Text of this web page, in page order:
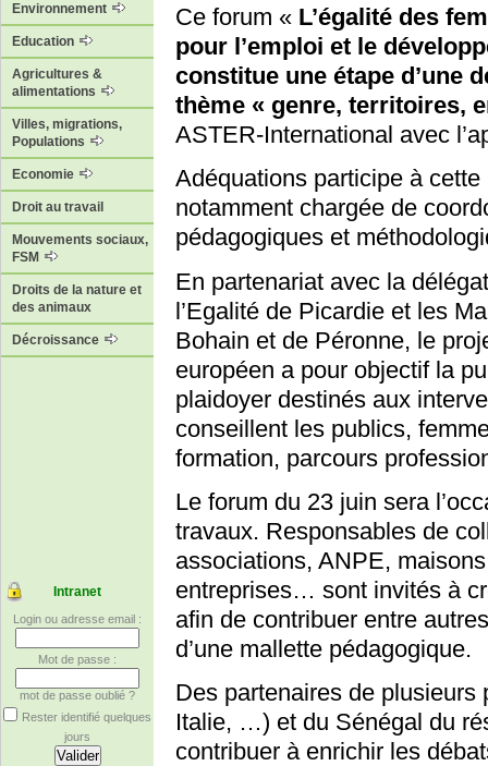
Environnement
Education
Agricultures &
alimentations
Villes, migrations,
Populations
Economie
Droit au travail
Mouvements sociaux,
FSM
Droits de la nature et
des animaux
Décroissance
Intranet
Login ou adresse email :
Mot de passe :
mot de passe oublié ?
Rester identifié quelques
jours
Ce forum « L’égalité des
pour l’emploi et le
constitue une étape d’une
thème « genre, territoires,
ASTER-International avec
Adéquations participe à
notamment chargée de
pédagogiques et
En partenariat avec la
l’Egalité de Picardie et les
Bohain et de Péronne, le
européen a pour objectif la
plaidoyer destinés aux
conseillent les publics,
formation, parcours
Le forum du 23 juin sera
travaux. Responsables de
associations, ANPE,
entreprises… sont invités à
afin de contribuer entre
d’une mallette pédagogique.
Des partenaires de plusieurs
Italie, …) et du Sénégal du
contribuer à enrichir les